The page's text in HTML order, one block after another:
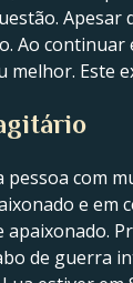
Ao continuar
melhor. Este
pessoa com
e em
de guerra